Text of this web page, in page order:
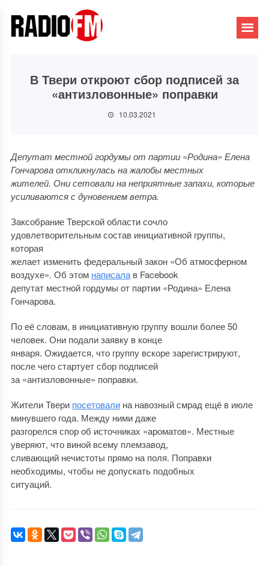
В Твери откроют сбор подписей за
«антизловонные» поправки
10.03.2021
Депутат местной гордумы от партии «Родина» Елена
Гончарова откликнулась на жалобы местных
жителей. Они сетовали на неприятные запахи, которые
усиливаются с дуновением ветра.
Заксобрание Тверской области сочло
удовлетворительным состав инициативной группы,
которая
желает изменить федеральный закон «Об атмосферном
воздухе». Об этом написалав Facebook
депутат местной гордумы от партии «Родина» Елена
Гончарова.
По её словам, в инициативную группу вошли более 50
человек. Они подали заявку в конце
января. Ожидается, что группу вскоре зарегистрируют,
после чего стартует сбор подписей
за «антизловонные» поправки.
Жители Твери посетовалина навозный смрад ещё в июле
минувшего года. Между ними даже
разгорелся спор об источниках «ароматов». Местные
уверяют, что виной всему племзавод,
сливающий нечистоты прямо на поля. Поправки
необходимы, чтобы не допускать подобных
ситуаций.